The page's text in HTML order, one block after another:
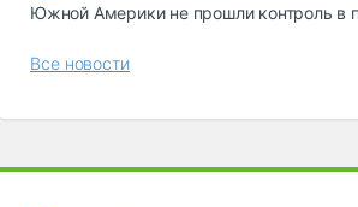
Южной Америки не прошли контроль в
Все новости